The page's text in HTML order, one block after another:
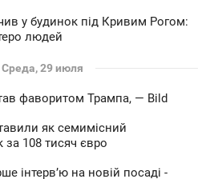
у будинок під Кривим Рогом:
людей
Среда, 29 июля
фаворитом Трампа, — Bild
як семимісний
108 тисяч євро
інтервʼю на новій посаді -